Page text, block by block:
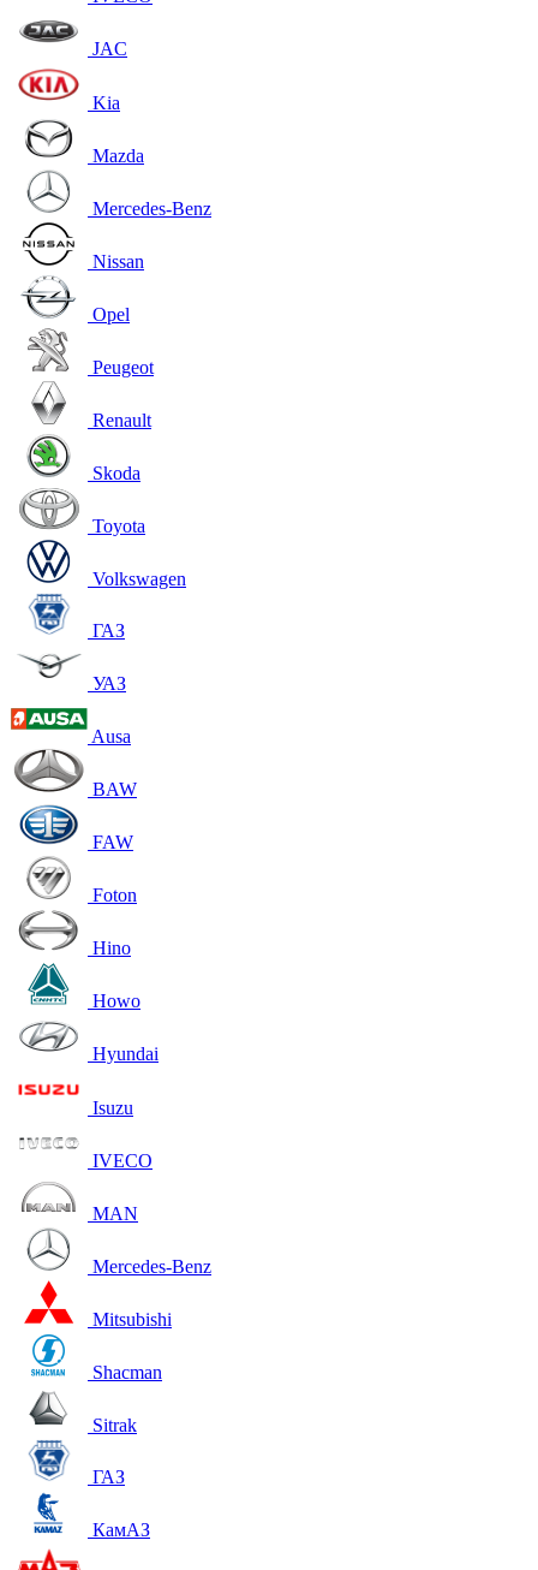
JAC
Kia
Mazda
Mercedes-Benz
Nissan
Opel
Peugeot
Renault
Skoda
Toyota
Volkswagen
ГАЗ
УАЗ
Ausa
BAW
FAW
Foton
Hino
Howo
Hyundai
Isuzu
IVECO
MAN
Mercedes-Benz
Mitsubishi
Shacman
Sitrak
ГАЗ
КамАЗ